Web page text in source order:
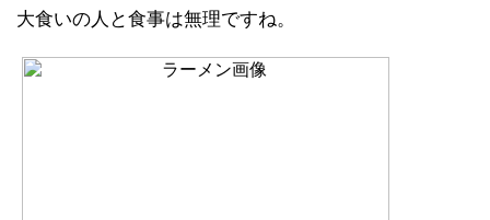
大食いの人と食事は無理ですね。